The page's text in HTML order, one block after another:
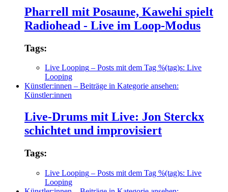
Pharrell mit Posaune, Kawehi spielt
Radiohead - Live im Loop-Modus
Tags:
Live Looping – Posts mit dem Tag %(tag)s: Live
Looping
Künstler:innen – Beiträge in Kategorie ansehen:
Künstler:innen
Live-Drums mit Live: Jon Sterckx
schichtet und improvisiert
Tags:
Live Looping – Posts mit dem Tag %(tag)s: Live
Looping